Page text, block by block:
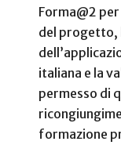
Forma@2
del progetto,
italiana e la
permesso di
formazione